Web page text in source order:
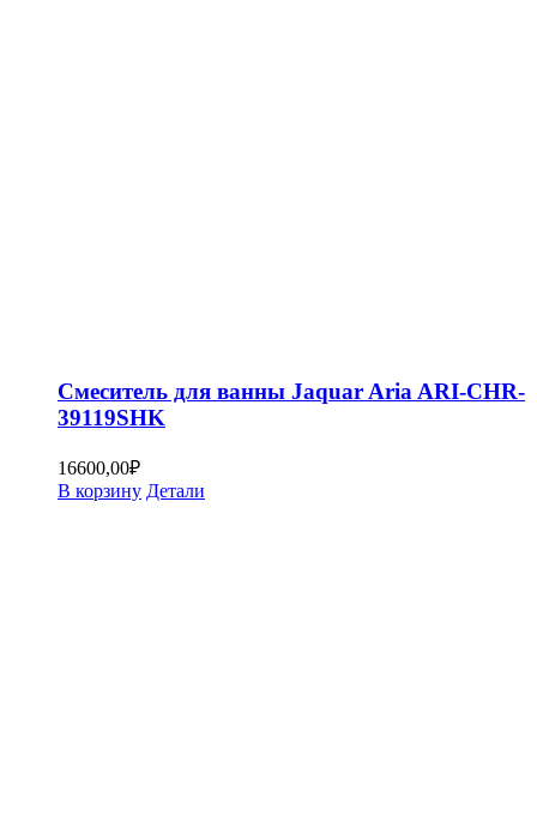
Смеситель для ванны Jaquar Aria ARI-CHR-
39119SHK
16600,00₽
В корзину Детали